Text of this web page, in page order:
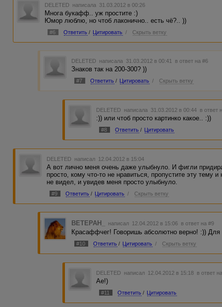
DELETED написала 31.03.2012 в 00:26
Многа букафф.. уж простите :)
Юмор люблю, но чтоб лаконично.. есть чё?.. ))
#6 Ответить / Цитировать / Скрыть ветку
DELETED написала 31.03.2012 в 00:41 в ответ на #6
Знаков так на 200-300? ))
#7 Ответить / Цитировать / Скрыть ветку
DELETED написала 31.03.2012 в 00:44 в ответ
:)) или чтоб просто картинко какое.. :))
#8 Ответить / Цитировать
DELETED написал 12.04.2012 в 15:04
А вот лично меня очень даже улыбнуло. И фигли
просто, кому что-то не нравиться, пропустите эту тему
не видел, и увидев меня просто улыбнуло.
#9 Ответить / Цитировать / Скрыть ветку
BETEPAH_ написал 12.04.2012 в 15:06 в ответ на #9
Красаффчег! Говоришь абсолютно верно! :))
#10 Ответить / Цитировать / Скрыть ветку
DELETED написал 12.04.2012 в 15:18 в ответ
Ае!)
#11 Ответить / Цитировать